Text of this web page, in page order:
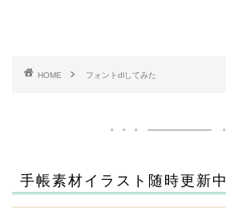
HOME フォントdlしてみた
手帳素材イラスト随時更新中